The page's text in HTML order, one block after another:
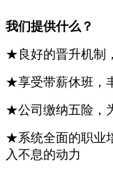
我们提供什么？
★良好的晋升机制
★享受带薪休班，
★公司缴纳五险，
★系统全面的职业
入不息的动力